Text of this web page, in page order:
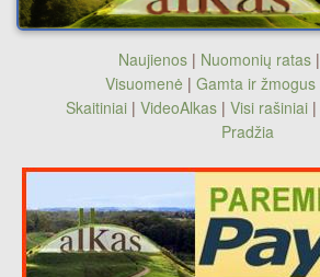
Naujienos| Nuomonių ratas|
Visuomenė | Gamta ir žmogus
Skaitiniai | VideoAlkas | Visi rašiniai |
Pradžia